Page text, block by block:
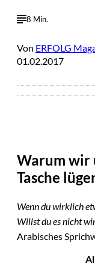
8 Min.
Von ERFOLG
01.02.2017
Warum wir
Tasche
Wenn du wirklich
Willst du es nicht
Arabisches